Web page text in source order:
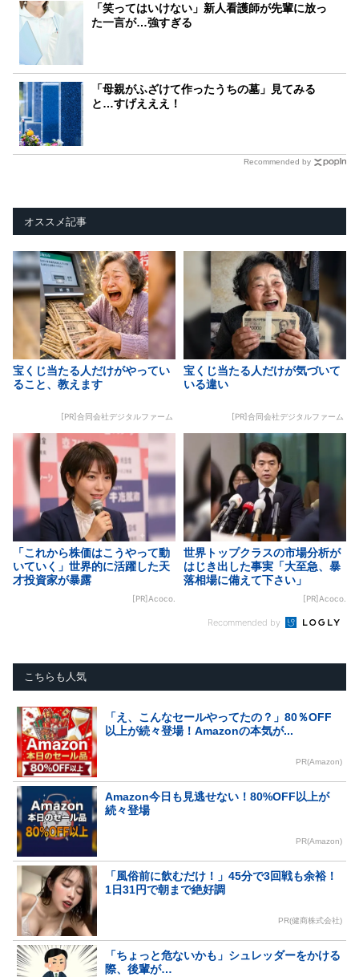
「笑ってはいけない」新人看護師が先輩に放っ
た一言が…強すぎる
「母親がふざけて作ったうちの墓」見てみる
と…すげえええ！
Recommended by
オススメ記事
宝くじ当たる人だけがやってい
ること、教えます
[PR]合同会社デジタルファーム
宝くじ当たる人だけが気づいて
いる違い
[PR]合同会社デジタルファーム
「これから株価はこうやって動
いていく」世界的に活躍した天
才投資家が暴露
[PR]Acoco.
世界トップクラスの市場分析が
はじき出した事実「大至急、暴
落相場に備えて下さい」
[PR]Acoco.
Recommended by
こちらも人気
「え、こんなセールやってたの？」80％OFF
以上が続々登場！Amazonの本気が...
PR(Amazon)
Amazon今日も見逃せない！80%OFF以上が
続々登場
PR(Amazon)
「風俗前に飲むだけ！」45分で3回戦も余裕！
1日31円で朝まで絶好調
PR(健商株式会社)
「ちょっと危ないかも」シュレッダーをかける
際、後輩が…